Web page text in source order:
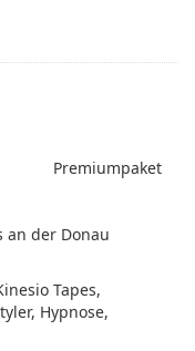
Premiumpaket
an der Donau
Tapes,
Hypnose,